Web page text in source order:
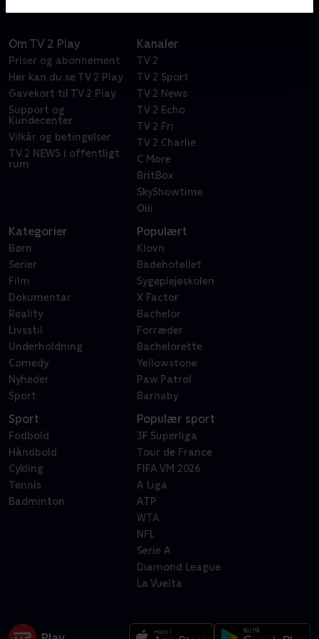
Om TV 2 Play
Priser og abonnement
Her kan du se TV 2 Play
Gavekort til TV 2 Play
Support og
Kundecenter
Vilkår og betingelser
TV 2 NEWS i offentligt
rum
Kanaler
TV 2
TV 2 Sport
TV 2 News
TV 2 Echo
TV 2 Fri
TV 2 Charlie
C More
BritBox
SkyShowtime
Oiii
Kategorier
Børn
Serier
Film
Dokumentar
Reality
Livsstil
Underholdning
Comedy
Nyheder
Sport
Populært
Klovn
Badehotellet
Sygeplejeskolen
X Factor
Bachelor
Forræder
Bachelorette
Yellowstone
Paw Patrol
Barnaby
Sport
Fodbold
Håndbold
Cykling
Tennis
Badminton
Populær sport
3F Superliga
Tour de France
FIFA VM 2026
A Liga
ATP
WTA
NFL
Serie A
Diamond League
La Vuelta